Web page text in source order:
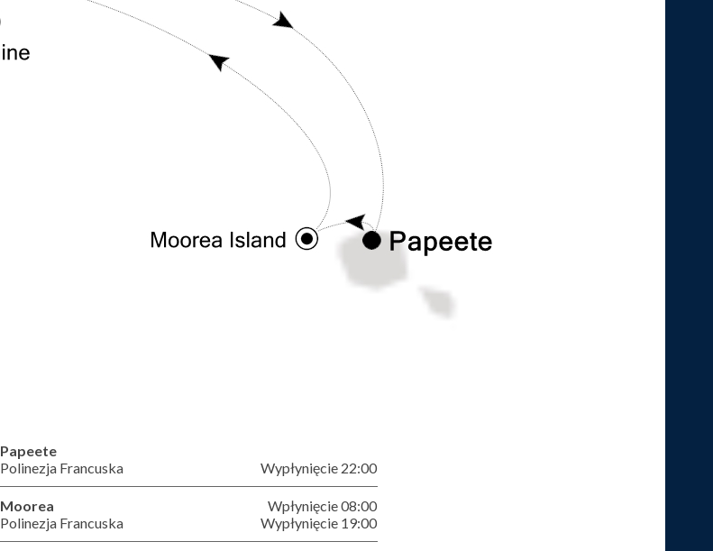
Papeete
Polinezja Francuska
Wypłynięcie 22:00
Moorea
Polinezja Francuska
Wpłynięcie 08:00
Wypłynięcie 19:00